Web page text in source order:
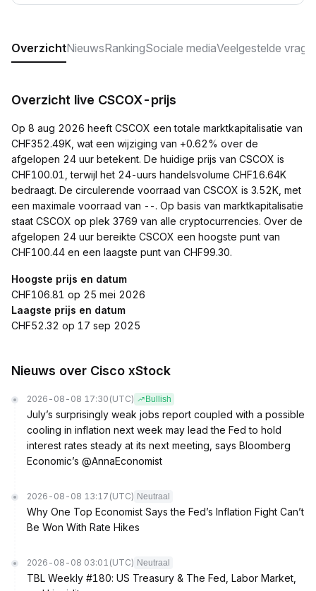
OverzichtNieuwsRankingSociale mediaVeelgestelde
Overzicht live CSCOX-prijs
Op 8 aug 2026 heeft CSCOX een totale marktkapitalisatie van
CHF352.49K, wat een wijziging van +0.62% over de
afgelopen 24 uur betekent. De huidige prijs van CSCOX is
CHF100.01, terwijl het 24-uurs handelsvolume CHF16.64K
bedraagt. De circulerende voorraad van CSCOX is 3.52K, met
een maximale voorraad van --. Op basis van marktkapitalisatie
staat CSCOX op plek 3769 van alle cryptocurrencies. Over de
afgelopen 24 uur bereikte CSCOX een hoogste punt van
CHF100.44 en een laagste punt van CHF99.30.
Hoogste prijs en datum
CHF106.81 op 25 mei 2026
Laagste prijs en datum
CHF52.32 op 17 sep 2025
Nieuws over Cisco xStock
2026-08-08 17:30 (UTC) Bullish
July’s surprisingly weak jobs report coupled with a possible
cooling in inflation next week may lead the Fed to hold
interest rates steady at its next meeting, says Bloomberg
Economic’s @AnnaEconomist
2026-08-08 13:17 (UTC) Neutraal
Why One Top Economist Says the Fed’s Inflation Fight Can’t
Be Won With Rate Hikes
2026-08-08 03:01 (UTC) Neutraal
TBL Weekly #180: US Treasury & The Fed, Labor Market,